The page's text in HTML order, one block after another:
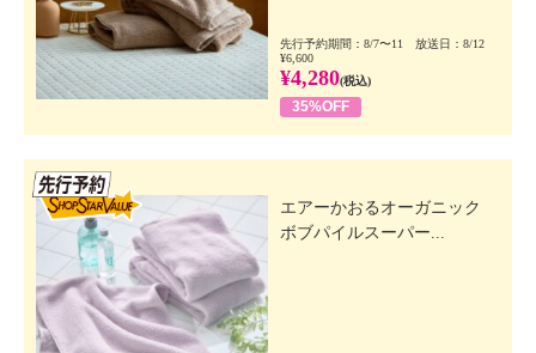
先行予約期間：8/7〜11 放送日：8/12
¥6,600
¥4,280(税込)
35%OFF
エアーかおるオーガニック
ボブパイルスーパー...